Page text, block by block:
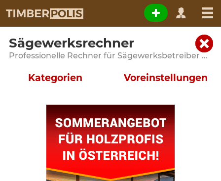
Sägewerksrechner
Professionelle Rechner für Sägewerksbetreiber und holzverarbeitende Betriebe
Kategorien Voreinstellungen